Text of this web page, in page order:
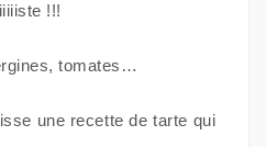
!!!
tomates…
une recette de tarte qui